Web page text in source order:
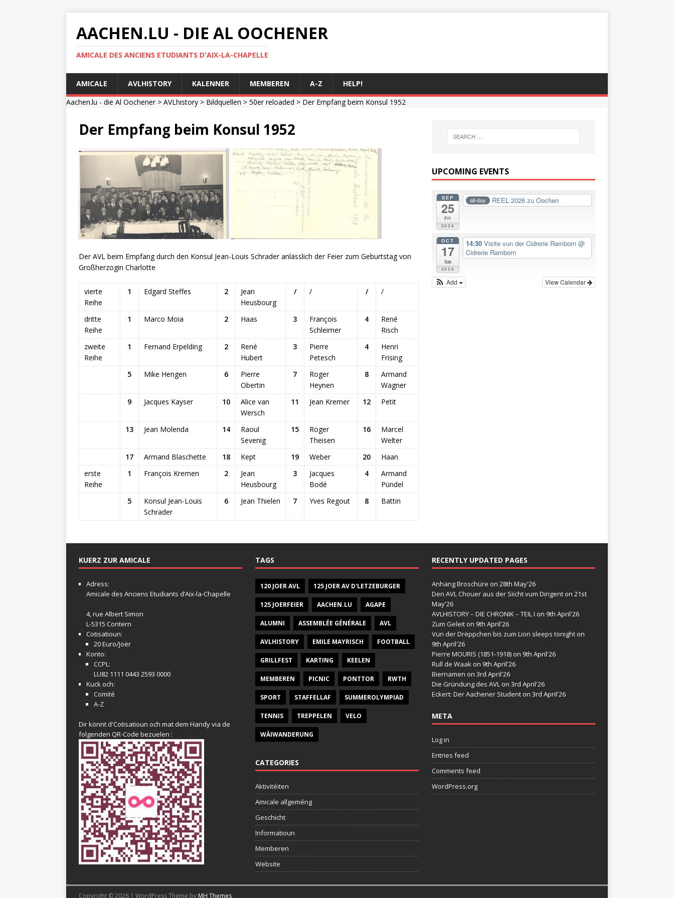
AACHEN.LU - DIE AL OOCHENER
AMICALE DES ANCIENS ETUDIANTS D'AIX-LA-CHAPELLE
AMICALE AVLHISTORY KALENNER MEMBEREN A-Z
HELP!
Aachen.lu - die Al Oochener> AVLhistory > Bildquellen > 50er reloaded > Der Empfang beim Konsul 1952
Der Empfang beim Konsul 1952
Der AVL beim Empfang durch den Konsul Jean-Louis Schrader anlässlich der Feier zum Geburtstag von
Großherzogin Charlotte
vierte
Reihe
1 Edgard Steffes 2
Jean
Heusbourg
/ / / /
dritte
Reihe
1 Marco Moia 2 Haas 3
François
Schleimer
4
René
Risch
zweite
Reihe
1 Fernand Erpelding 2
René
Hubert
3
Pierre
Petesch
4
Henri
Frising
5
Mike Hengen 6
Pierre
Obertin
7
Roger
Heynen
8
Armand
Wagner
9
Jacques Kayser 10
Alice van
Wersch
11 Jean Kremer 12 Petit
13 Jean Molenda 14
Raoul
Sevenig
15
Roger
Theisen
16
Marcel
Welter
17
Armand Blaschette 18 Kept 19 Weber 20
Haan
erste
Reihe
1 François Kremen 2
Jean
Heusbourg
3
Jacques
Bodé
4
Armand
Pündel
5
Konsul Jean-Louis
Schrader
6 Jean Thielen 7 Yves Regout 8 Battin
UPCOMING EVENTS
SEP
25
Fri
2026
all-day REEL 2026 zu Oochen
OCT
17
Sat
2026
14:30Visite vun der Cidrerie Ramborn@
Cidrerie Ramborn
View Calendar
Add
KUERZ ZUR AMICALE
Adress:
Amicale des Anciens Etudiants d’Aix-la-Chapelle
4, rue Albert Simon
L-5315 Contern
Cotisatioun:
20 Euro/Joër
Konto:
CCPL:
LU82 1111 0443 2593 0000
Kuck och:
Comité
A-Z
Dir könnt d'Cotisatioun och mat dem Handy via de
folgenden QR-Code bezuelen :
TAGS
120 JOER AVL 125 JOER AV D'LETZEBURGER
125 JOERFEIER AACHEN.LU AGAPE
ALUMNI ASSEMBLÉE GÉNÉRALE AVL
AVLHISTORY EMILE MAYRISCH FOOTBALL
GRILLFEST KARTING KEELEN
MEMBEREN PICNIC PONTTOR RWTH
SPORT STAFFELLAF SUMMEROLYMPIAD
TENNIS TREPPELEN VELO
WÄIWANDERUNG
CATEGORIES
Aktivitéiten
Amicale allgeméng
Geschicht
Informatioun
Memberen
Website
RECENTLY UPDATED PAGES
Anhang Broschüre on 28th May'26
Den AVL Chouer aus der Siicht vum Dirigenton 21st
May'26
AVLHISTORY – DIE CHRONIK – TEIL I on 9th April'26
Zum Geleiton 9th April'26
Vun der Drëppchen bis zum Lion sleeps tonighton
9th April'26
Pierre MOURIS (1851-1918)on 9th April'26
Rull de Waakon 9th April'26
Biernamen on 3rd April'26
Die Gründung des AVLon 3rd April'26
Eckert: Der Aachener Studenton 3rd April'26
META
Log in
Entries feed
Comments feed
WordPress.org
Copyright © 2026 | WordPress Theme by MH Themes